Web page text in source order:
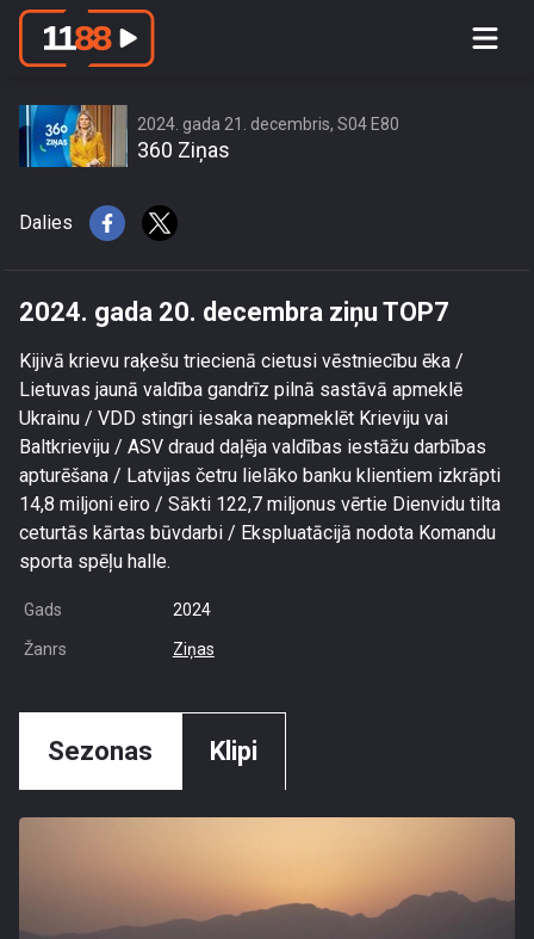
2024. gada 21. decembris, S04 E80
360 Ziņas
Dalies
2024. gada 20. decembra ziņu TOP7
Kijivā krievu raķešu triecienā cietusi vēstniecību ēka /
Lietuvas jaunā valdība gandrīz pilnā sastāvā apmeklē
Ukrainu / VDD stingri iesaka neapmeklēt Krieviju vai
Baltkrieviju / ASV draud daļēja valdības iestāžu darbības
apturēšana / Latvijas četru lielāko banku klientiem izkrāpti
14,8 miljoni eiro / Sākti 122,7 miljonus vērtie Dienvidu tilta
ceturtās kārtas būvdarbi / Ekspluatācijā nodota Komandu
sporta spēļu halle.
Gads 2024
Žanrs Ziņas
Sezonas Klipi